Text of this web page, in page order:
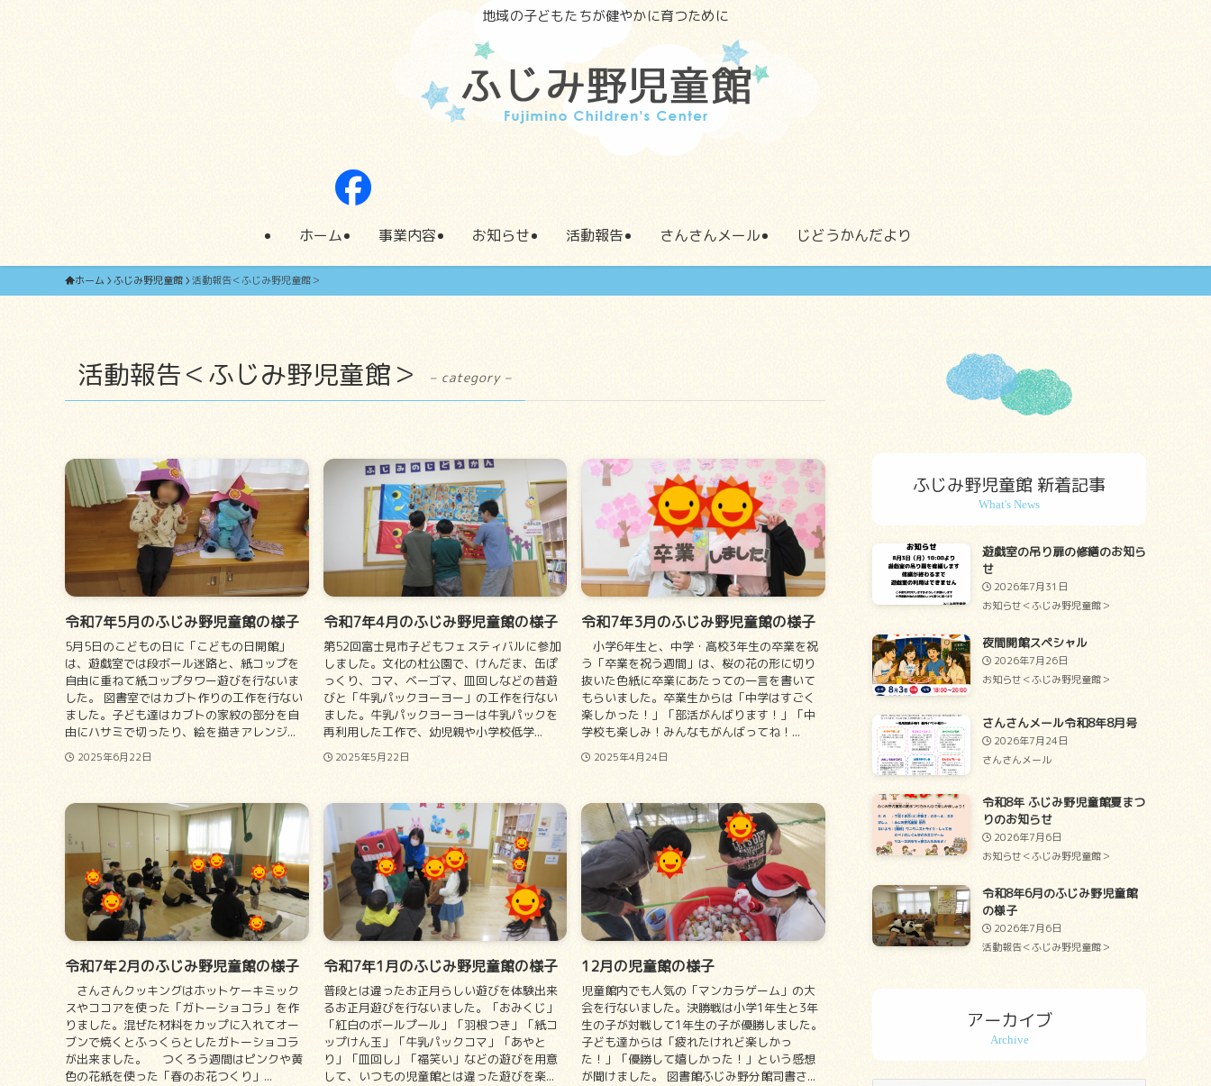
地域の子どもたちが健やかに育つために
ホーム 事業内容 お知らせ 活動報告 さんさんメール じどうかんだより
ホーム ふじみ野児童館 活動報告＜ふじみ野児童館＞
活動報告＜ふじみ野児童館＞ – category –
令和7年5月のふじみ野児童館の様子
5月5日のこどもの日に「こどもの日開館」
は、遊戯室では段ボール迷路と、紙コップを
自由に重ねて紙コップタワー遊びを行ないま
した。 図書室ではカブト作りの工作を行ない
ました。子ども達はカブトの家紋の部分を自
由にハサミで切ったり、絵を描きアレンジ...
2025年6月22日
令和7年4月のふじみ野児童館の様子
第52回富士見市子どもフェスティバルに参加
しました。文化の杜公園で、けんだま、缶ぽ
っくり、コマ、ベーゴマ、皿回しなどの昔遊
びと「牛乳パックヨーヨー」の工作を行ない
ました。牛乳パックヨーヨーは牛乳パックを
再利用した工作で、幼児親や小学校低学...
2025年5月22日
令和7年3月のふじみ野児童館の様子
小学6年生と、中学・高校3年生の卒業を祝
う「卒業を祝う週間」は、桜の花の形に切り
抜いた色紙に卒業にあたっての一言を書いて
もらいました。卒業生からは「中学はすごく
楽しかった！」「部活がんばります！」「中
学校も楽しみ！みんなもがんばってね！...
2025年4月24日
令和7年2月のふじみ野児童館の様子
さんさんクッキングはホットケーキミック
スやココアを使った「ガトーショコラ」を作
りました。混ぜた材料をカップに入れてオー
ブンで焼くとふっくらとしたガトーショコラ
が出来ました。 ‪‪つくろう週間はピンクや黄
色の花紙を使った「春のお花つくり」...
令和7年1月のふじみ野児童館の様子
普段とは違ったお正月らしい遊びを体験出来
るお正月遊びを行ないました。「おみくじ」
「紅白のボールプール」「羽根つき」「紙コ
ップけん玉」「牛乳パックコマ」「あやと
り」「皿回し」「福笑い」などの遊びを用意
して、いつもの児童館とは違った遊びを楽...
12月の児童館の様子
児童館内でも人気の「マンカラゲーム」の大
会を行ないました。決勝戦は小学1年生と3年
生の子が対戦して1年生の子が優勝しました。
子ども達からは「疲れたけれど楽しかっ
た！」「優勝して嬉しかった！」という感想
が聞けました。 図書館ふじみ野分館司書さ...
ふじみ野児童館 新着記事
遊戯室の吊り扉の修繕のお知ら
せ
2026年7月31日
お知らせ＜ふじみ野児童館＞
夜間開館スペシャル
2026年7月26日
お知らせ＜ふじみ野児童館＞
さんさんメール令和8年8月号
2026年7月24日
さんさんメール
令和8年 ふじみ野児童館夏まつ
りのお知らせ
2026年7月6日
お知らせ＜ふじみ野児童館＞
令和8年6月のふじみ野児童館
の様子
2026年7月6日
活動報告＜ふじみ野児童館＞
アーカイブ